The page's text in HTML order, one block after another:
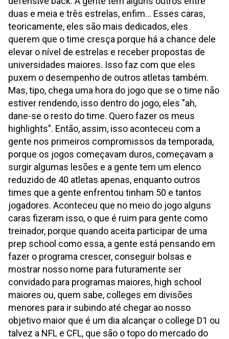
duas e meia e três estrelas, enfim... Esses caras,
teoricamente, eles são mais dedicados, eles
querem que o time cresça porque há a chance dele
elevar o nível de estrelas e receber propostas de
universidades maiores. Isso faz com que eles
puxem o desempenho de outros atletas também.
Mas, tipo, chega uma hora do jogo que se o time não
estiver rendendo, isso dentro do jogo, eles "ah,
dane-se o resto do time. Quero fazer os meus
highlights". Então, assim, isso aconteceu com a
gente nos primeiros compromissos da temporada,
porque os jogos começavam duros, começavam a
surgir algumas lesões e a gente tem um elenco
reduzido de 40 atletas apenas, enquanto outros
times que a gente enfrentou tinham 50 e tantos
jogadores. Aconteceu que no meio do jogo alguns
caras fizeram isso, o que é ruim para gente como
treinador, porque quando aceita participar de uma
prep school como essa, a gente está pensando em
fazer o programa crescer, conseguir bolsas e
mostrar nosso nome para futuramente ser
convidado para programas maiores, high school
maiores ou, quem sabe, colleges em divisões
menores para ir subindo até chegar ao nosso
objetivo maior que é um dia alcançar o college D1 ou
talvez a NFL e CFL, que são o topo do mercado do